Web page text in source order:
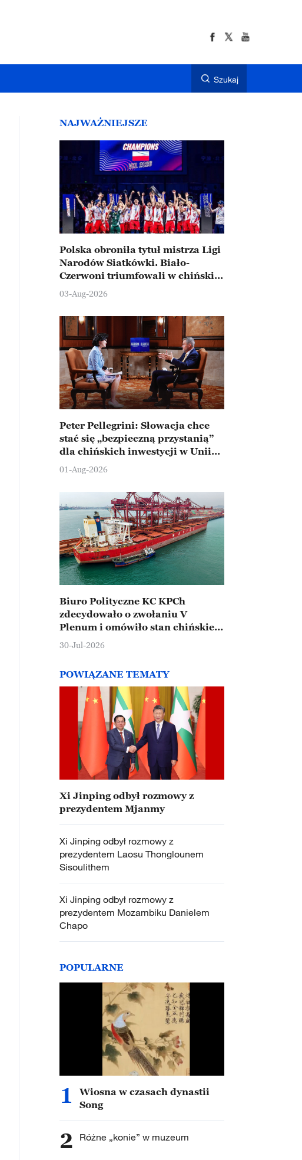
Szukaj
NAJWAŻNIEJSZE
Polska obroniła tytuł mistrza Ligi
Narodów Siatkówki. Biało-
Czerwoni triumfowali w chińskim
Ningbo
03-Aug-2026
Peter Pellegrini: Słowacja chce
stać się „bezpieczną przystanią”
dla chińskich inwestycji w Unii
Europejskiej
01-Aug-2026
Biuro Polityczne KC KPCh
zdecydowało o zwołaniu V
Plenum i omówiło stan chińskiej
gospodarki
30-Jul-2026
POWIĄZANE TEMATY
Xi Jinping odbył rozmowy z
prezydentem Mjanmy
Xi Jinping odbył rozmowy z
prezydentem Laosu Thonglounem
Sisoulithem
Xi Jinping odbył rozmowy z
prezydentem Mozambiku Danielem
Chapo
POPULARNE
1
Wiosna w czasach dynastii
Song
2 Różne „konie” w muzeum